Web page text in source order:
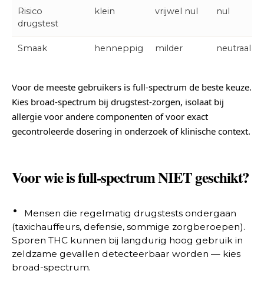
Risico
drugstest
klein vrijwel nul nul
Smaak henneppig milder neutraal
Voor de meeste gebruikers is full-spectrum de beste keuze.
Kies broad-spectrum bij drugstest-zorgen, isolaat bij
allergie voor andere componenten of voor exact
gecontroleerde dosering in onderzoek of klinische context.
Voor wie is full-spectrum NIET geschikt?
Mensen die regelmatig drugstests ondergaan
(taxichauffeurs, defensie, sommige zorgberoepen).
Sporen THC kunnen bij langdurig hoog gebruik in
zeldzame gevallen detecteerbaar worden — kies
broad-spectrum.